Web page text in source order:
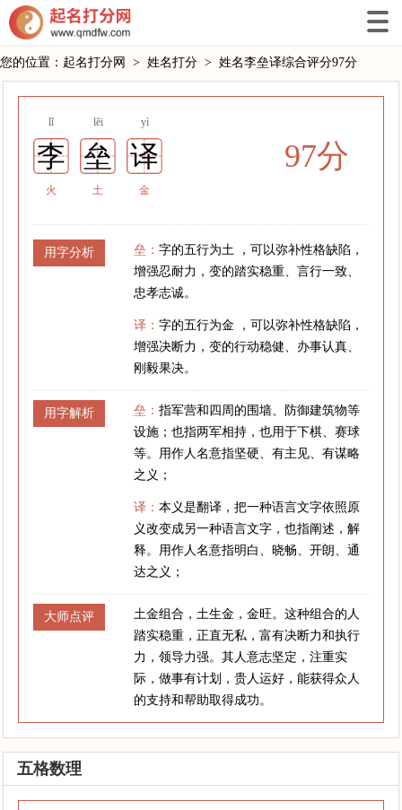
您的位置： 起名打分网 > 姓名打分 > 姓名李垒译综合评分97分
lǐ lěi yì
李 垒 译
火 土 金
97分
用字分析 垒：字的五行为土 ，可以弥补性格缺陷，
增强忍耐力，变的踏实稳重、言行一致、
忠孝志诚。
译：字的五行为金 ，可以弥补性格缺陷，
增强决断力，变的行动稳健、办事认真、
刚毅果决。
用字解析 垒：指军营和四周的围墙、防御建筑物等
设施；也指两军相持，也用于下棋、赛球
等。用作人名意指坚硬、有主见、有谋略
之义；
译：本义是翻译，把一种语言文字依照原
义改变成另一种语言文字，也指阐述，解
释。用作人名意指明白、晓畅、开朗、通
达之义；
大师点评
土金组合，土生金，金旺。这种组合的人
踏实稳重，正直无私，富有决断力和执行
力，领导力强。其人意志坚定，注重实
际，做事有计划，贵人运好，能获得众人
的支持和帮助取得成功。
五格数理